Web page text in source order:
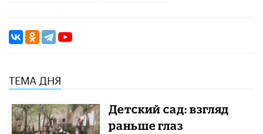
ТЕМА ДНЯ
Детский сад: взгляд
раньше глаз